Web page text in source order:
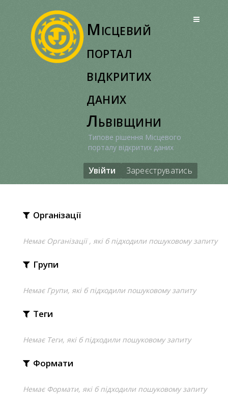
Місцевий
портал
відкритих
даних
Львівщини
Типове рішення Місцевого
порталу відкритих даних
Увійти Зареєструватись
Організації
Немає Організації , які б підходили пошуковому запиту
Групи
Немає Групи, які б підходили пошуковому запиту
Теги
Немає Теги, які б підходили пошуковому запиту
Формати
Немає Формати, які б підходили пошуковому запиту